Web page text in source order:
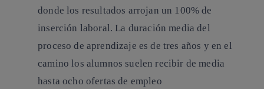
donde los resultados arrojan un 100% de
inserción laboral. La duración media del
proceso de aprendizaje es de tres años y en el
camino los alumnos suelen recibir de media
hasta ocho ofertas de empleo